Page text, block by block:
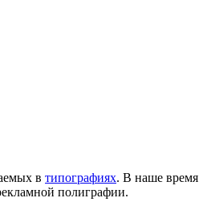
в типографиях. В наше время
полиграфии.